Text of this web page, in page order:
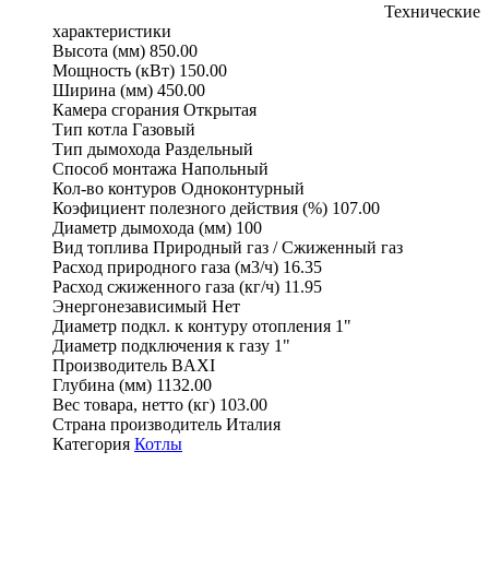
Технические
характеристики
Высота (мм) 850.00
Мощность (кВт) 150.00
Ширина (мм) 450.00
Камера сгорания Открытая
Тип котла Газовый
Тип дымохода Раздельный
Способ монтажа Напольный
Кол-во контуров Одноконтурный
Коэфициент полезного действия (%) 107.00
Диаметр дымохода (мм) 100
Вид топлива Природный газ / Сжиженный газ
Расход природного газа (м3/ч) 16.35
Расход сжиженного газа (кг/ч) 11.95
Энергонезависимый Нет
Диаметр подкл. к контуру отопления 1"
Диаметр подключения к газу 1"
Производитель BAXI
Глубина (мм) 1132.00
Вес товара, нетто (кг) 103.00
Страна производитель Италия
Категория Котлы